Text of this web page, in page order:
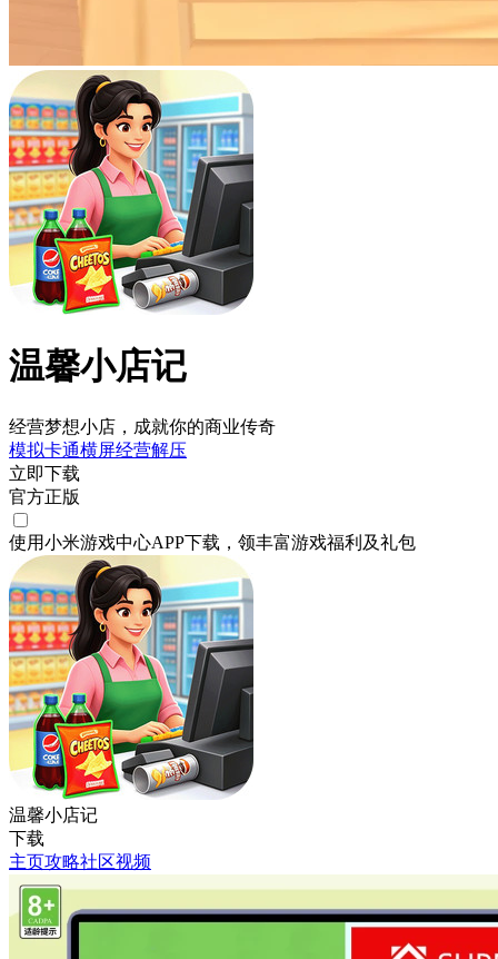
温馨小店记
经营梦想小店，成就你的商业传奇
模拟卡通横屏经营解压
立即下载
官方正版
使用小米游戏中心APP下载 ，领丰富游戏福利 及礼包
温馨小店记
下载
主页攻略社区视频